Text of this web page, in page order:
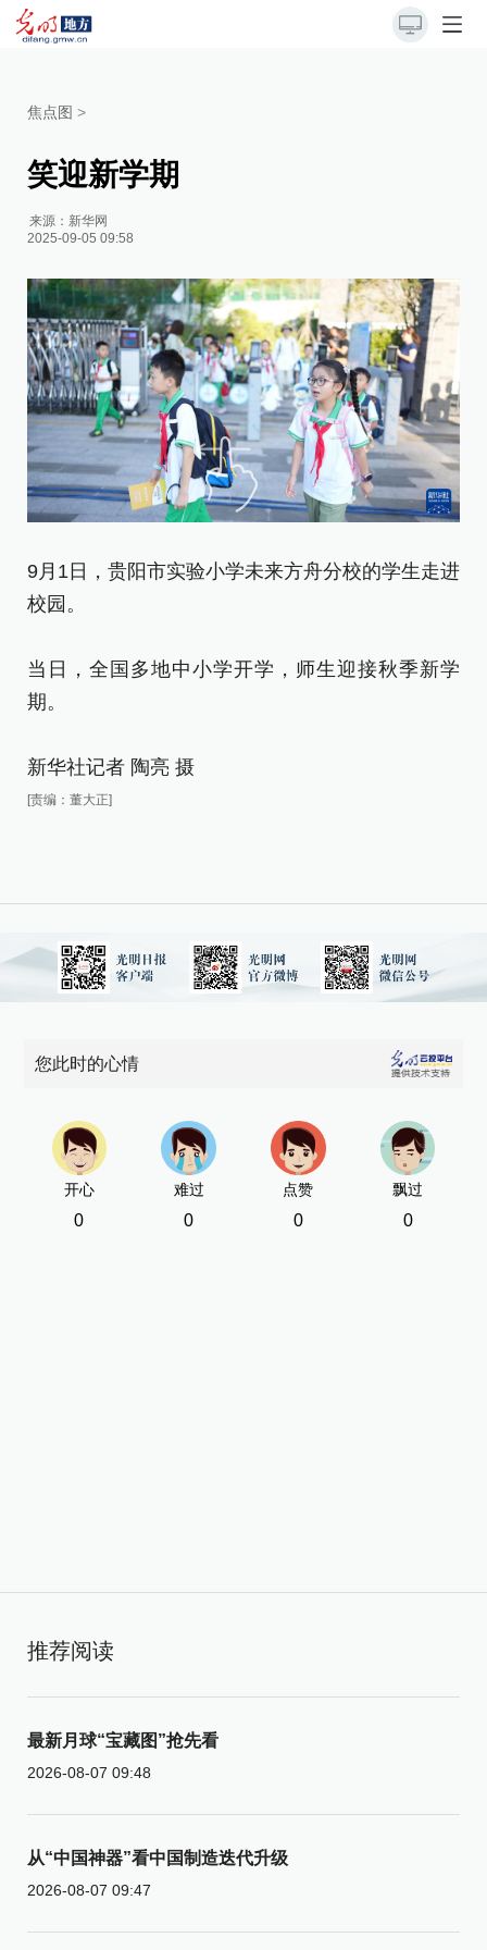
焦点图 >
笑迎新学期
来源： 新华网
2025-09-05 09:58
9月1日，贵阳市实验小学未来方舟分校的学生走进
校园。
当日，全国多地中小学开学，师生迎接秋季新学
期。
新华社记者 陶亮 摄
[责编：董大正]
您此时的心情
开心
0
难过
0
点赞
0
飘过
0
推荐阅读
最新月球“宝藏图”抢先看
2026-08-07 09:48
从“中国神器”看中国制造迭代升级
2026-08-07 09:47